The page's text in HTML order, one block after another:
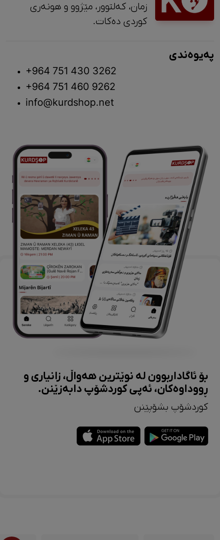
زمان، کەلتوور، مێژوو و ‎هونەری
کوردی دەکات.
پەیوەندی
+964 751 430 3262
+964 751 460 9262
info@kurdshop.net
بۆ ئاگاداربوون لە نوێترین هەواڵ، زانیاری و
ڕووداوەکان، ئەپی کوردشۆپ دابەزێنن.
کوردشۆپ بشۆپێنن